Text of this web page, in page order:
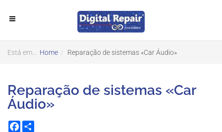
Está em... Home Reparação de sistemas «Car Áudio»
Reparação de sistemas «Car
Áudio»
Facebook